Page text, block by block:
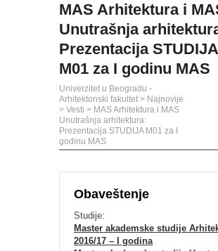
MAS Arhitektura i
Unutrašnja
Prezentacija STUDIJA
M01 za I godinu MAS
Univerzitet u Beogradu -
Arhitektonski fakultet > Najnovije
> Vesti > MAS Arhitektura i MAS
Unutrašnja arhitektura:
Prezentacija STUDIJA M01 za I
godinu MAS
Obaveštenje
Studije:
Master akademske studije
2016/17 – I godina